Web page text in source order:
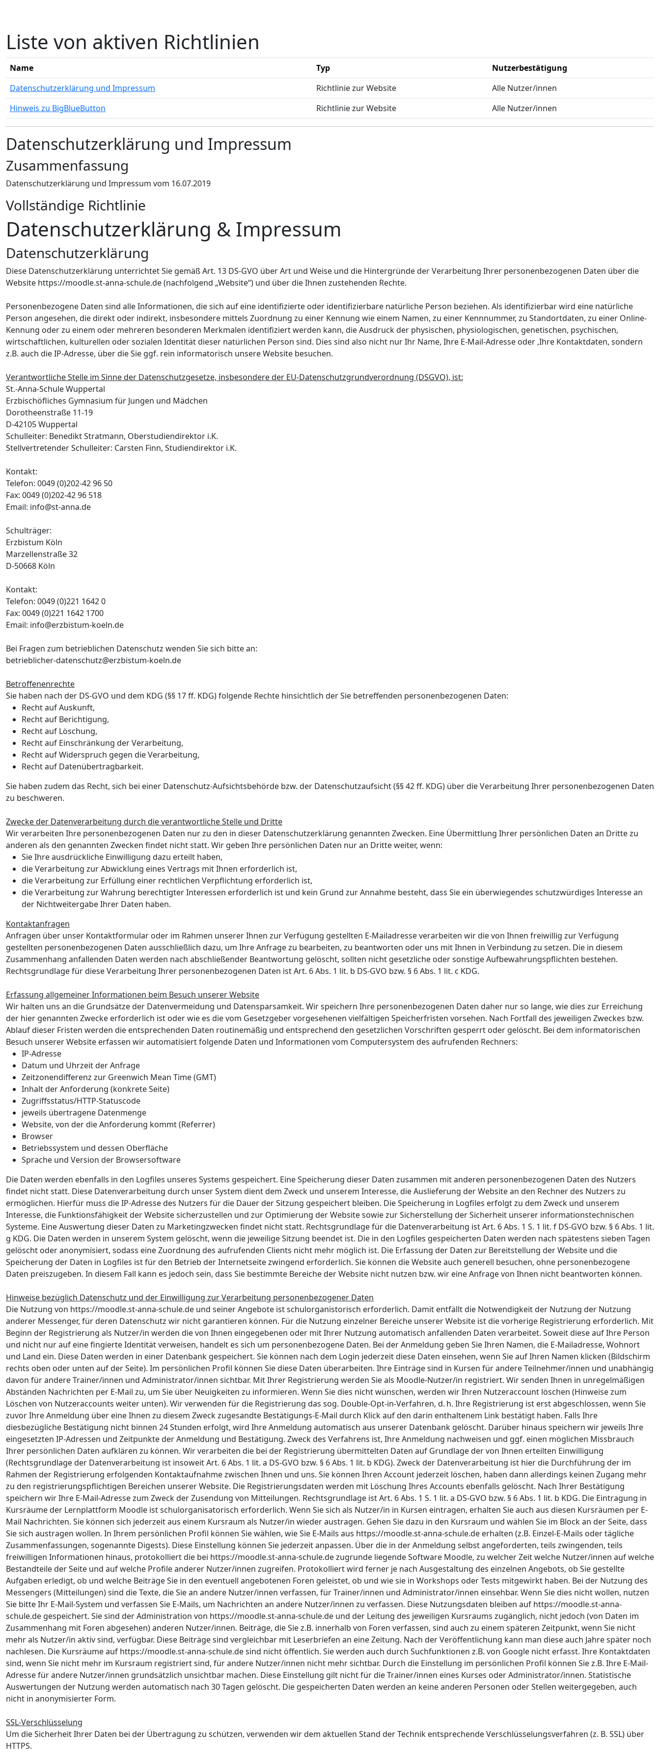
Liste von aktiven Richtlinien
Name Typ
Nutzerbestätigung
Datenschutzerklärung und Impressum
Richtlinie zur Website
Alle Nutzer/innen
Hinweis zu BigBlueButton
Richtlinie zur Website Alle Nutzer/innen
Datenschutzerklärung und Impressum
Zusammenfassung
Datenschutzerklärung und Impressum vom 16.07.2019
Vollständige Richtlinie
Datenschutzerklärung & Impressum
Datenschutzerklärung
Diese Datenschutzerklärung unterrichtet Sie gemäß Art. 13 DS-GVO über Art und Weise und die Hintergründe der Verarbeitung Ihrer personenbezogenen Daten über die
Website https://moodle.st-anna-schule.de (nachfolgend „Website“) und über die Ihnen zustehenden Rechte.
Personenbezogene Daten sind alle Informationen, die sich auf eine identifizierte oder identifizierbare natürliche Person beziehen. Als identifizierbar wird eine natürliche
Person angesehen, die direkt oder indirekt, insbesondere mittels Zuordnung zu einer Kennung wie einem Namen, zu einer Kennnummer, zu Standortdaten, zu einer Online-
Kennung oder zu einem oder mehreren besonderen Merkmalen identifiziert werden kann, die Ausdruck der physischen, physiologischen, genetischen, psychischen,
wirtschaftlichen, kulturellen oder sozialen Identität dieser natürlichen Person sind. Dies sind also nicht nur Ihr Name, Ihre E-Mail-Adresse oder ‚Ihre Kontaktdaten, sondern
z.B. auch die IP-Adresse, über die Sie ggf. rein informatorisch unsere Website besuchen.
Verantwortliche Stelle im Sinne der Datenschutzgesetze, insbesondere der EU-Datenschutzgrundverordnung (DSGVO), ist:
St.-Anna-Schule Wuppertal
Erzbischöfliches Gymnasium für Jungen und Mädchen
Dorotheenstraße 11-19
D-42105 Wuppertal
Schulleiter: Benedikt Stratmann, Oberstudiendirektor i.K.
Stellvertretender Schulleiter: Carsten Finn, Studiendirektor i.K.
Kontakt:
Telefon: 0049 (0)202-42 96 50
Fax: 0049 (0)202-42 96 518
Email: info@st-anna.de
Schulträger:
Erzbistum Köln
Marzellenstraße 32
D-50668 Köln
Kontakt:
Telefon: 0049 (0)221 1642 0
Fax: 0049 (0)221 1642 1700
Email: info@erzbistum-koeln.de
Bei Fragen zum betrieblichen Datenschutz wenden Sie sich bitte an:
betrieblicher-datenschutz@erzbistum-koeln.de
Betroffenenrechte
Sie haben nach der DS-GVO und dem KDG (§§ 17 ff. KDG) folgende Rechte hinsichtlich der Sie betreffenden personenbezogenen Daten:
Recht auf Auskunft,
Recht auf Berichtigung,
Recht auf Löschung,
Recht auf Einschränkung der Verarbeitung,
Recht auf Widerspruch gegen die Verarbeitung,
Recht auf Datenübertragbarkeit.
Sie haben zudem das Recht, sich bei einer Datenschutz-Aufsichtsbehörde bzw. der Datenschutzaufsicht (§§ 42 ff. KDG) über die Verarbeitung Ihrer personenbezogenen Daten
zu beschweren.
Zwecke der Datenverarbeitung durch die verantwortliche Stelle und Dritte
Wir verarbeiten Ihre personenbezogenen Daten nur zu den in dieser Datenschutzerklärung genannten Zwecken. Eine Übermittlung Ihrer persönlichen Daten an Dritte zu
anderen als den genannten Zwecken findet nicht statt. Wir geben Ihre persönlichen Daten nur an Dritte weiter, wenn:
Sie Ihre ausdrückliche Einwilligung dazu erteilt haben,
die Verarbeitung zur Abwicklung eines Vertrags mit Ihnen erforderlich ist,
die Verarbeitung zur Erfüllung einer rechtlichen Verpflichtung erforderlich ist,
die Verarbeitung zur Wahrung berechtigter Interessen erforderlich ist und kein Grund zur Annahme besteht, dass Sie ein überwiegendes schutzwürdiges Interesse an
der Nichtweitergabe Ihrer Daten haben.
Kontaktanfragen
Anfragen über unser Kontaktformular oder im Rahmen unserer Ihnen zur Verfügung gestellten E-Mailadresse verarbeiten wir die von Ihnen freiwillig zur Verfügung
gestellten personenbezogenen Daten ausschließlich dazu, um Ihre Anfrage zu bearbeiten, zu beantworten oder uns mit Ihnen in Verbindung zu setzen. Die in diesem
Zusammenhang anfallenden Daten werden nach abschließender Beantwortung gelöscht, sollten nicht gesetzliche oder sonstige Aufbewahrungspflichten bestehen.
Rechtsgrundlage für diese Verarbeitung Ihrer personenbezogenen Daten ist Art. 6 Abs. 1 lit. b DS-GVO bzw. § 6 Abs. 1 lit. c KDG.
Erfassung allgemeiner Informationen beim Besuch unserer Website
Wir halten uns an die Grundsätze der Datenvermeidung und Datensparsamkeit. Wir speichern Ihre personenbezogenen Daten daher nur so lange, wie dies zur Erreichung
der hier genannten Zwecke erforderlich ist oder wie es die vom Gesetzgeber vorgesehenen vielfältigen Speicherfristen vorsehen. Nach Fortfall des jeweiligen Zweckes bzw.
Ablauf dieser Fristen werden die entsprechenden Daten routinemäßig und entsprechend den gesetzlichen Vorschriften gesperrt oder gelöscht. Bei dem informatorischen
Besuch unserer Website erfassen wir automatisiert folgende Daten und Informationen vom Computersystem des aufrufenden Rechners:
IP-Adresse
Datum und Uhrzeit der Anfrage
Zeitzonendifferenz zur Greenwich Mean Time (GMT)
Inhalt der Anforderung (konkrete Seite)
Zugriffsstatus/HTTP-Statuscode
jeweils übertragene Datenmenge
Website, von der die Anforderung kommt (Referrer)
Browser
Betriebssystem und dessen Oberfläche
Sprache und Version der Browsersoftware
Die Daten werden ebenfalls in den Logfiles unseres Systems gespeichert. Eine Speicherung dieser Daten zusammen mit anderen personenbezogenen Daten des Nutzers
findet nicht statt. Diese Datenverarbeitung durch unser System dient dem Zweck und unserem Interesse, die Auslieferung der Website an den Rechner des Nutzers zu
ermöglichen. Hierfür muss die IP-Adresse des Nutzers für die Dauer der Sitzung gespeichert bleiben. Die Speicherung in Logfiles erfolgt zu dem Zweck und unserem
Interesse, die Funktionsfähigkeit der Website sicherzustellen und zur Optimierung der Website sowie zur Sicherstellung der Sicherheit unserer informationstechnischen
Systeme. Eine Auswertung dieser Daten zu Marketingzwecken findet nicht statt. Rechtsgrundlage für die Datenverarbeitung ist Art. 6 Abs. 1 S. 1 lit. f DS-GVO bzw. § 6 Abs. 1 lit.
g KDG. Die Daten werden in unserem System gelöscht, wenn die jeweilige Sitzung beendet ist. Die in den Logfiles gespeicherten Daten werden nach spätestens sieben Tagen
gelöscht oder anonymisiert, sodass eine Zuordnung des aufrufenden Clients nicht mehr möglich ist. Die Erfassung der Daten zur Bereitstellung der Website und die
Speicherung der Daten in Logfiles ist für den Betrieb der Internetseite zwingend erforderlich. Sie können die Website auch generell besuchen, ohne personenbezogene
Daten preiszugeben. In diesem Fall kann es jedoch sein, dass Sie bestimmte Bereiche der Website nicht nutzen bzw. wir eine Anfrage von Ihnen nicht beantworten können.
Hinweise bezüglich Datenschutz und der Einwilligung zur Verarbeitung personenbezogener Daten
Die Nutzung von https://moodle.st-anna-schule.de und seiner Angebote ist schulorganistorisch erforderlich. Damit entfällt die Notwendigkeit der Nutzung der Nutzung
anderer Messenger, für deren Datenschutz wir nicht garantieren können. Für die Nutzung einzelner Bereiche unserer Website ist die vorherige Registrierung erforderlich. Mit
Beginn der Registrierung als Nutzer/in werden die von Ihnen eingegebenen oder mit Ihrer Nutzung automatisch anfallenden Daten verarbeitet. Soweit diese auf Ihre Person
und nicht nur auf eine fingierte Identität verweisen, handelt es sich um personenbezogene Daten. Bei der Anmeldung geben Sie Ihren Namen, die E-Mailadresse, Wohnort
und Land ein. Diese Daten werden in einer Datenbank gespeichert. Sie können nach dem Login jederzeit diese Daten einsehen, wenn Sie auf Ihren Namen klicken (Bildschirm
rechts oben oder unten auf der Seite). Im persönlichen Profil können Sie diese Daten überarbeiten. Ihre Einträge sind in Kursen für andere Teilnehmer/innen und unabhängig
davon für andere Trainer/innen und Administrator/innen sichtbar. Mit Ihrer Registrierung werden Sie als Moodle-Nutzer/in registriert. Wir senden Ihnen in unregelmäßigen
Abständen Nachrichten per E-Mail zu, um Sie über Neuigkeiten zu informieren. Wenn Sie dies nicht wünschen, werden wir Ihren Nutzeraccount löschen (Hinweise zum
Löschen von Nutzeraccounts weiter unten). Wir verwenden für die Registrierung das sog. Double-Opt-in-Verfahren, d. h. Ihre Registrierung ist erst abgeschlossen, wenn Sie
zuvor Ihre Anmeldung über eine Ihnen zu diesem Zweck zugesandte Bestätigungs-E-Mail durch Klick auf den darin enthaltenem Link bestätigt haben. Falls Ihre
diesbezügliche Bestätigung nicht binnen 24 Stunden erfolgt, wird Ihre Anmeldung automatisch aus unserer Datenbank gelöscht. Darüber hinaus speichern wir jeweils Ihre
eingesetzten IP-Adressen und Zeitpunkte der Anmeldung und Bestätigung. Zweck des Verfahrens ist, Ihre Anmeldung nachweisen und ggf. einen möglichen Missbrauch
Ihrer persönlichen Daten aufklären zu können. Wir verarbeiten die bei der Registrierung übermittelten Daten auf Grundlage der von Ihnen erteilten Einwilligung
(Rechtsgrundlage der Datenverarbeitung ist insoweit Art. 6 Abs. 1 lit. a DS-GVO bzw. § 6 Abs. 1 lit. b KDG). Zweck der Datenverarbeitung ist hier die Durchführung der im
Rahmen der Registrierung erfolgenden Kontaktaufnahme zwischen Ihnen und uns. Sie können Ihren Account jederzeit löschen, haben dann allerdings keinen Zugang mehr
zu den registrierungspflichtigen Bereichen unserer Website. Die Registrierungsdaten werden mit Löschung Ihres Accounts ebenfalls gelöscht. Nach Ihrer Bestätigung
speichern wir Ihre E-Mail-Adresse zum Zweck der Zusendung von Mitteilungen. Rechtsgrundlage ist Art. 6 Abs. 1 S. 1 lit. a DS-GVO bzw. § 6 Abs. 1 lit. b KDG. Die Eintragung in
Kursräume der Lernplattform Moodle ist schulorganisatorisch erforderlich. Wenn Sie sich als Nutzer/in in Kursen eintragen, erhalten Sie auch aus diesen Kursräumen per E-
Mail Nachrichten. Sie können sich jederzeit aus einem Kursraum als Nutzer/in wieder austragen. Gehen Sie dazu in den Kursraum und wählen Sie im Block an der Seite, dass
Sie sich austragen wollen. In Ihrem persönlichen Profil können Sie wählen, wie Sie E-Mails aus https://moodle.st-anna-schule.de erhalten (z.B. Einzel-E-Mails oder tägliche
Zusammenfassungen, sogenannte Digests). Diese Einstellung können Sie jederzeit anpassen. Über die in der Anmeldung selbst angeforderten, teils zwingenden, teils
freiwilligen Informationen hinaus, protokolliert die bei https://moodle.st-anna-schule.de zugrunde liegende Software Moodle, zu welcher Zeit welche Nutzer/innen auf welche
Bestandteile der Seite und auf welche Profile anderer Nutzer/innen zugreifen. Protokolliert wird ferner je nach Ausgestaltung des einzelnen Angebots, ob Sie gestellte
Aufgaben erledigt, ob und welche Beiträge Sie in den eventuell angebotenen Foren geleistet, ob und wie sie in Workshops oder Tests mitgewirkt haben. Bei der Nutzung des
Messengers (Mitteilungen) sind die Texte, die Sie an andere Nutzer/innen verfassen, für Trainer/innen und Administrator/innen einsehbar. Wenn Sie dies nicht wollen, nutzen
Sie bitte Ihr E-Mail-System und verfassen Sie E-Mails, um Nachrichten an andere Nutzer/innen zu verfassen. Diese Nutzungsdaten bleiben auf https://moodle.st-anna-
schule.de gespeichert. Sie sind der Administration von https://moodle.st-anna-schule.de und der Leitung des jeweiligen Kursraums zugänglich, nicht jedoch (von Daten im
Zusammenhang mit Foren abgesehen) anderen Nutzer/innen. Beiträge, die Sie z.B. innerhalb von Foren verfassen, sind auch zu einem späteren Zeitpunkt, wenn Sie nicht
mehr als Nutzer/in aktiv sind, verfügbar. Diese Beiträge sind vergleichbar mit Leserbriefen an eine Zeitung. Nach der Veröffentlichung kann man diese auch Jahre später noch
nachlesen. Die Kursräume auf https://moodle.st-anna-schule.de sind nicht öffentlich. Sie werden auch durch Suchfunktionen z.B. von Google nicht erfasst. Ihre Kontaktdaten
sind, wenn Sie nicht mehr im Kursraum registriert sind, für andere Nutzer/innen nicht mehr sichtbar. Durch die Einstellung im persönlichen Profil können Sie z.B. Ihre E-Mail-
Adresse für andere Nutzer/innen grundsätzlich unsichtbar machen. Diese Einstellung gilt nicht für die Trainer/innen eines Kurses oder Administrator/innen. Statistische
Auswertungen der Nutzung werden automatisch nach 30 Tagen gelöscht. Die gespeicherten Daten werden an keine anderen Personen oder Stellen weitergegeben, auch
nicht in anonymisierter Form.
SSL-Verschlüsselung
Um die Sicherheit Ihrer Daten bei der Übertragung zu schützen, verwenden wir dem aktuellen Stand der Technik entsprechende Verschlüsselungsverfahren (z. B. SSL) über
HTTPS.